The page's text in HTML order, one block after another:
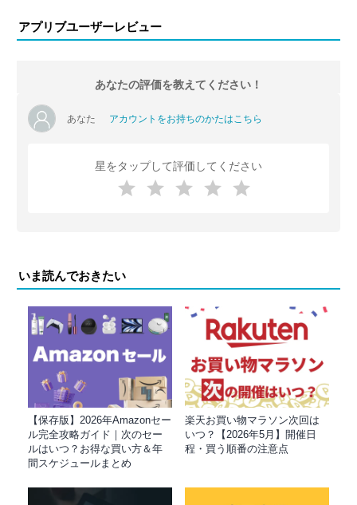
アプリブユーザーレビュー
あなたの評価を教えてください！
あなた アカウントをお持ちのかたはこちら
星をタップして評価してください
いま読んでおきたい
【保存版】2026年Amazonセー
ル完全攻略ガイド｜次のセー
ルはいつ？お得な買い方＆年
間スケジュールまとめ
楽天お買い物マラソン次回は
いつ？【2026年5月】開催日
程・買う順番の注意点